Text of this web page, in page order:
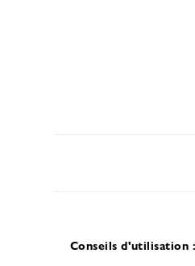
Conseils d'utilisation :